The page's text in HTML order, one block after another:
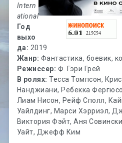
Intern
ational
Год
выхо
да: 2019
Жанр: Фантастика, боевик,
Режиссер: Ф. Гэри Грей
В ролях: Тесса Томпсон,
Нанджиани, Ребекка
Лиам Нисон, Рейф Сполл,
Уайлдинг, Марси Хэрриэл,
Виктория Фэйт, Аня
Уайт, Джефф Ким